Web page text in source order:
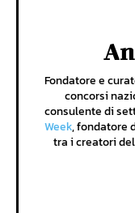
Fondatore e
concorsi
consulente di
Week, fondatore
tra i creatori